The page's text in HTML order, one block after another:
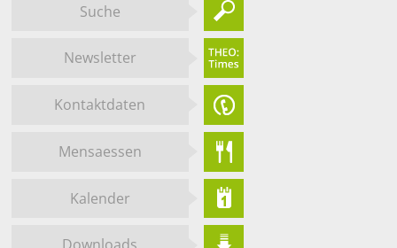
Suche
Newsletter
Kontaktdaten
Mensaessen
Kalender